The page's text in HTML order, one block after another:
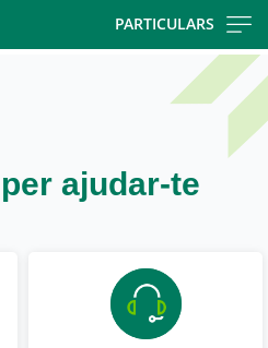
PARTICULARS
ajudar-te